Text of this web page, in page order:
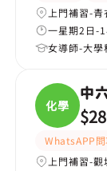
上門補習-青
一星期2日-
女導師-大學
化學
中
WhatsAPP
上門補習-觀